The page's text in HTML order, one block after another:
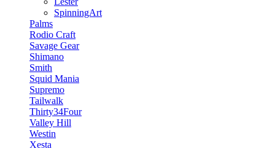
SpinningArt
Palms
Rodio Craft
Savage Gear
Shimano
Smith
Squid Mania
Supremo
Tailwalk
Thirty34Four
Valley Hill
Westin
Xesta